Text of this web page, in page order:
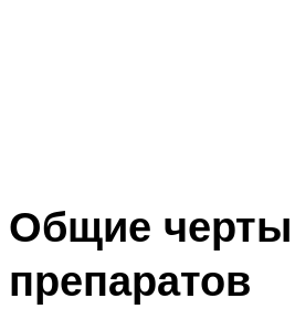
Общие черты
препаратов